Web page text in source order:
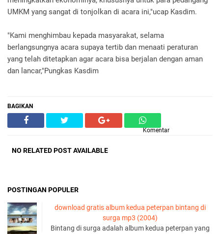
UMKM yang sangat di tonjolkan di acara ini,"ucap Kasdim.
"Kami menghimbau kepada masyarakat, selama
berlangsungnya acara supaya tertib dan menaati peraturan
yang telah ditetapkan agar acara bisa berjalan dengan aman
dan lancar,"Pungkas Kasdim
BAGIKAN
Komentar
NO RELATED POST AVAILABLE
POSTINGAN POPULER
download gratis album kedua peterpan bintang di
surga mp3 (2004)
Bintang di surga adalah album kedua peterpan yang